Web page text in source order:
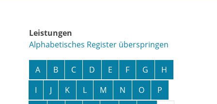
Leistungen
Alphabetisches Register überspringen
A B C D E F G
H
I
J K L M N O
P